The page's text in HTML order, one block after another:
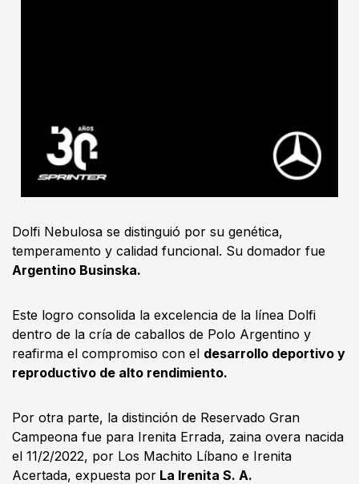
Dolfi Nebulosa se distinguió por su genética,
temperamento y calidad funcional. Su domador fue
Argentino Businska.
Este logro consolida la excelencia de la línea Dolfi
dentro de la cría de caballos de Polo Argentino y
reafirma el compromiso con el desarrollo deportivo y
reproductivo de alto rendimiento.
Por otra parte, la distinción de Reservado Gran
Campeona fue para Irenita Errada, zaina overa nacida
el 11/2/2022, por Los Machito Líbano e Irenita
Acertada, expuesta por La Irenita S. A.